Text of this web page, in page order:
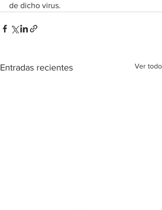
de dicho virus.
Entradas recientes Ver todo